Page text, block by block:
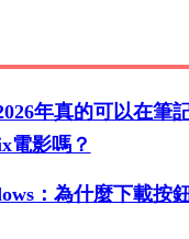
年真的可以在筆
電影嗎？
：為什麼下載按